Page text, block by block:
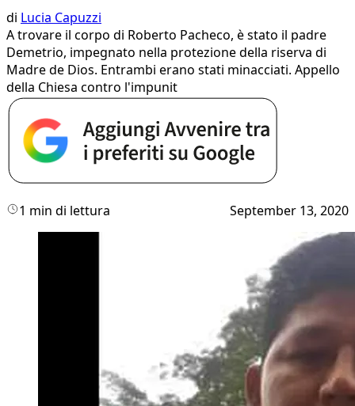
di Lucia Capuzzi
A trovare il corpo di Roberto Pacheco, è stato il padre
Demetrio, impegnato nella protezione della riserva di
Madre de Dios. Entrambi erano stati minacciati. Appello
della Chiesa contro l'impunit
1 min di lettura September 13, 2020